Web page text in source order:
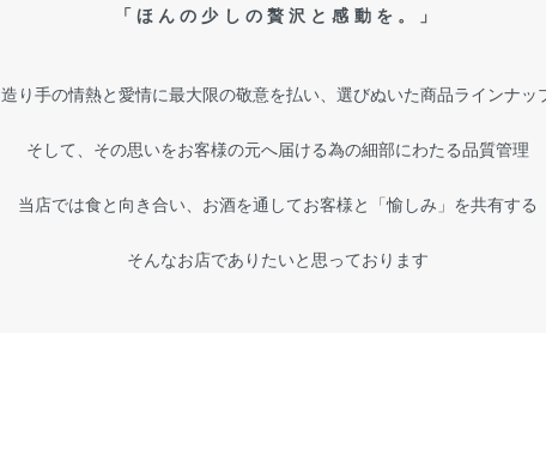
「ほんの少しの贅沢と感動を。」
造り手の情熱と愛情に最大限の敬意を払い、選びぬいた商品ラインナッ
そして、その思いをお客様の元へ届ける為の細部にわたる品質管理
当店では食と向き合い、お酒を通してお客様と「愉しみ」を共有する
そんなお店でありたいと思っております